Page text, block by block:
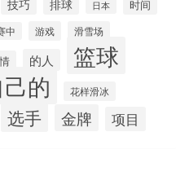
技巧 排球 日本 时间
中 游戏 滑雪场
的人 篮球
己的 花样滑冰
选手 金牌 项目